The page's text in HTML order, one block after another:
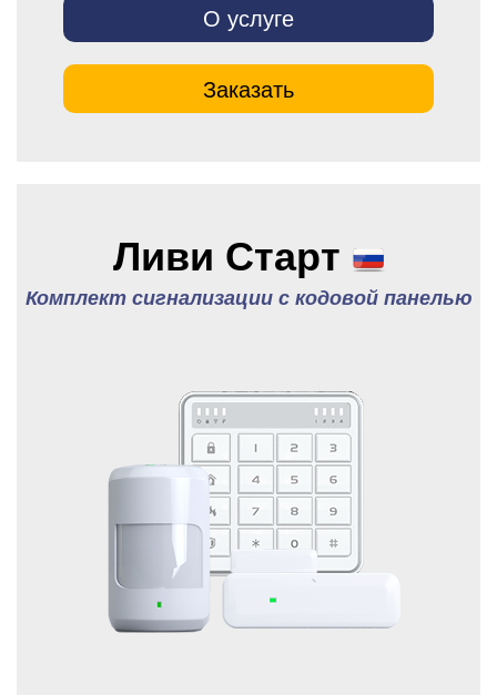
О услуге
Заказать
Ливи Старт
Комплект сигнализации с кодовой панелью